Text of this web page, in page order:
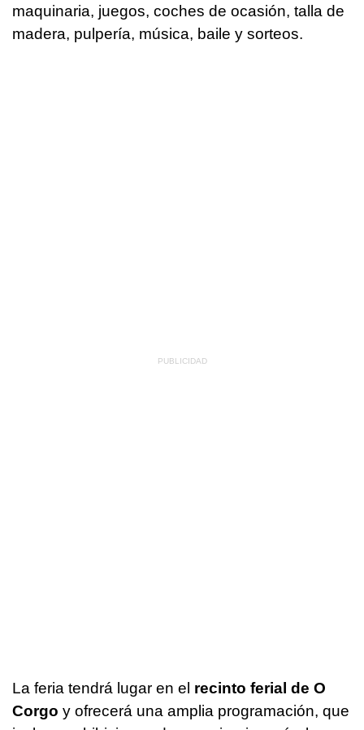
maquinaria, juegos, coches de ocasión, talla de
madera, pulpería, música, baile y sorteos.
La feria tendrá lugar en el recinto ferial de O
Corgo y ofrecerá una amplia programación, que